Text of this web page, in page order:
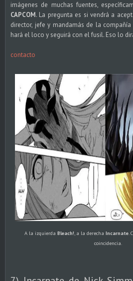
imágenes de muchas fuentes,
CAPCOM. La pregunta es si vendrá a
director, jefe y mandamás de la
hará el loco y seguirá con el fusil. Eso lo
contacto
A la izquierda Bleach!, a la derecha Incarnate.
coincidencia.